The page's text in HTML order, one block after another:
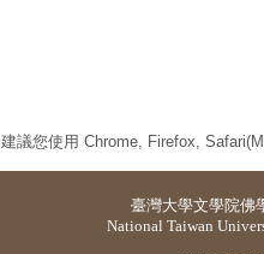
建議您使用 Chrome, Firefox,
臺灣大學文學院佛
National Taiwan